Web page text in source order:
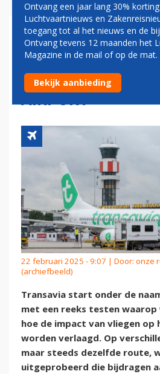
TRANSAVIA TEST
INITIATIEVEN OP
ROTTERDAM THE
AIRPORT
22 februari 2025 - 9:07 | Door: onze
(archiefbeeld)
Transavia start onder de
met een reeks testen
hoe de impact van vliegen op
worden verlaagd. Op
maar steeds dezelfde route,
uitgeprobeerd die bijdragen
Ontvang een jaar lang 30%
Luchtvaartnieuws en
toegang tot al het nieuws en de
Ontvang tevens 12 maanden het
Magazine in de mail of op de mat.
Bekijk aanbieding